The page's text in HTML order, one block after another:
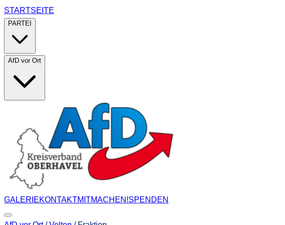
STARTSEITE
PARTEI
AfD vor Ort
GALERIEKONTAKTMITMACHEN!SPENDEN